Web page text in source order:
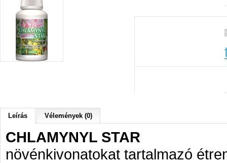
Leírás Vélemények (0)
CHLAMYNYL STAR
növénkivonatokat tartalmazó